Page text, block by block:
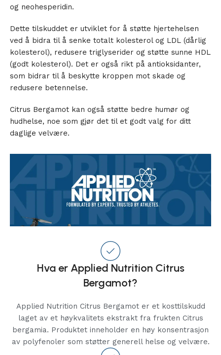
og neohesperidin.
Dette tilskuddet er utviklet for å støtte hjertehelsen
ved å bidra til å senke totalt kolesterol og LDL (dårlig
kolesterol), redusere triglyserider og støtte sunne HDL
(godt kolesterol). Det er også rikt på antioksidanter,
som bidrar til å beskytte kroppen mot skade og
redusere betennelse.
Citrus Bergamot kan også støtte bedre humør og
hudhelse, noe som gjør det til et godt valg for ditt
daglige velvære.
Hva er Applied Nutrition Citrus
Bergamot?
Applied Nutrition Citrus Bergamot er et kosttilskudd
laget av et høykvalitets ekstrakt fra frukten Citrus
bergamia. Produktet inneholder en høy konsentrasjon
av polyfenoler som støtter generell helse og velvære.